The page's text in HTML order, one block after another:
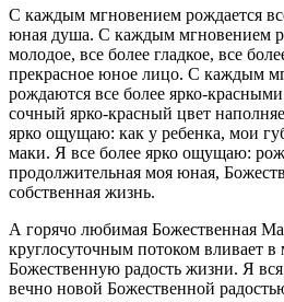
С каждым мгновением рождается
юная душа. С каждым мгновением
молодое, все более гладкое, все
прекрасное юное лицо. С каждым
рождаются все более ярко-
сочный ярко-красный цвет
ярко ощущаю: как у ребенка, мои
маки. Я все более ярко ощущаю:
продолжительная моя юная,
собственная жизнь.
А горячо любимая Божественная
круглосуточным потоком вливает
Божественную радость жизни. Я
вечно новой Божественной